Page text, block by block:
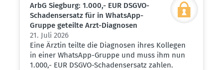
ArbG Siegburg: 1.000,- EUR DSGVO-
Schadens­ersatz für in WhatsApp-
Gruppe geteilte Arzt-Diagnosen
21. Juli 2026
Eine Ärztin teilte die Diagnosen ihres Kollegen
in einer WhatsApp-Gruppe und muss ihm nun
1.000,- EUR DSGVO-Schadensersatz zahlen.